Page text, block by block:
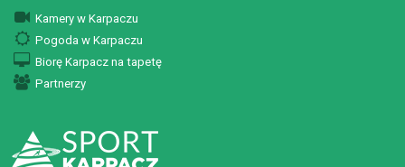
Kamery w Karpaczu
Pogoda w Karpaczu
Biorę Karpacz na tapetę
Partnerzy